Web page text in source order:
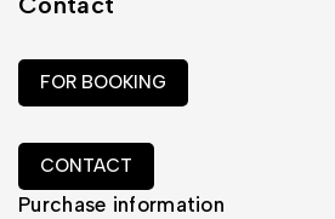
FOR BOOKING
CONTACT
Purchase information